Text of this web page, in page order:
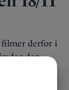
derfor i
den